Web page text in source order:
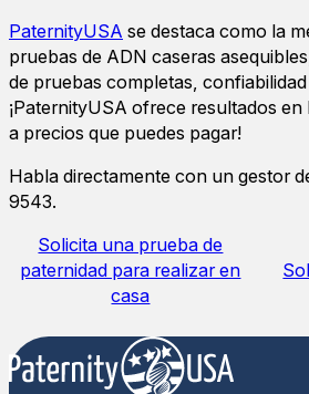
PaternityUSA se destaca como la
pruebas de ADN caseras
de pruebas completas,
¡PaternityUSA ofrece resultados
a precios que puedes pagar!
Habla directamente con un gestor
9543.
Solicita una prueba de
paternidad para realizar en
casa